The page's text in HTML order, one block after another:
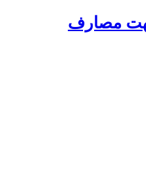
جهت مصارف